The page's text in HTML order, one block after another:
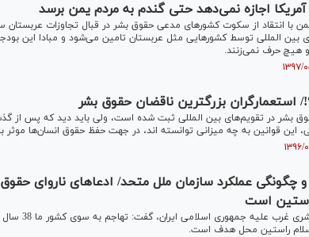
آمریکا اجازه نمی‌دهد حتی گندم به مردم یمن برسد
با انتقاد از سکوت کشورهای مدعی حقوق بشر در قبال تجاوزات
بین المللی توسط کشور‌هایی مثل عربستان تامین می‌شود و مبادا این
هیچ حرف نمی‌زنند.
استعمارگران بزرگترین ناقضان حقوق بشر
حقوق بشر در تقویم‌های بین المللی ثبت شده است، ولی باید دید که پس از
این قوانین به چه میزانی توانسته اند، در جهت حفظ حقوق انسان‌ها موثر
چگونگی عملکرد سازمان ملل متحد/ ادعاهای ناروای
است
حکیمی درباره
راستین محل هدف است.